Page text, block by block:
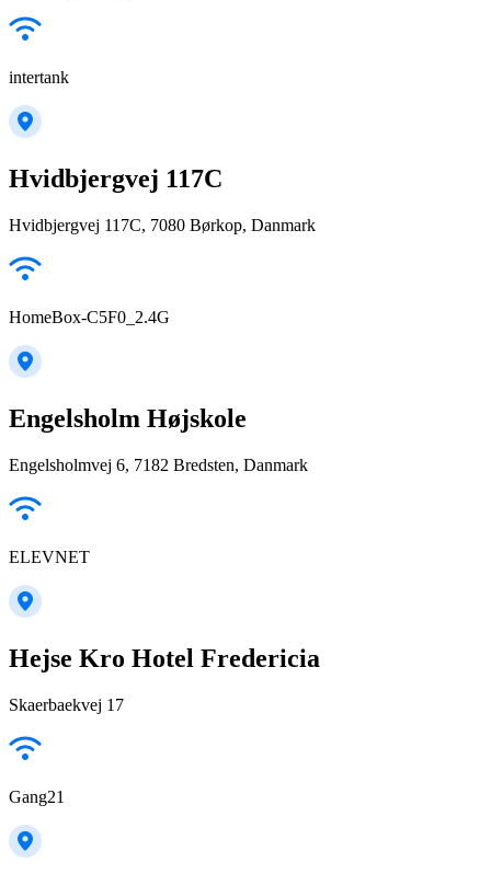
intertank
Hvidbjergvej 117C
Hvidbjergvej 117C, 7080 Børkop, Danmark
HomeBox-C5F0_2.4G
Engelsholm Højskole
Engelsholmvej 6, 7182 Bredsten, Danmark
ELEVNET
Hejse Kro Hotel Fredericia
Skaerbaekvej 17
Gang21